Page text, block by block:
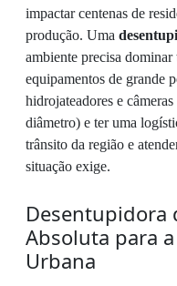
impactar centenas de
produção. Uma
ambiente precisa dominar
equipamentos de grande
hidrojateadores e
diâmetro) e ter uma
trânsito da região e
situação exige.
Desentupidora
Absoluta para
Urbana